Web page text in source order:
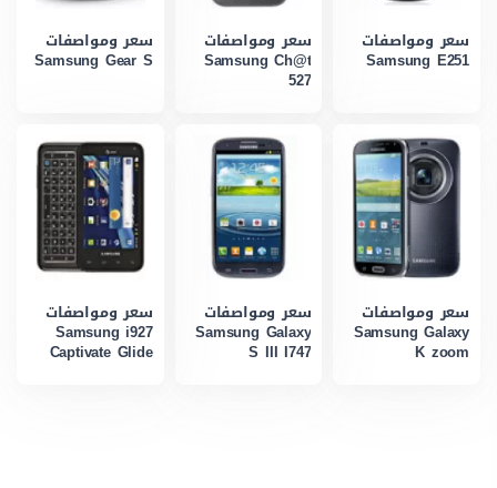
سعر ومواصفات
Samsung E251
سعر ومواصفات
Samsung Ch@t
527
سعر ومواصفات
Samsung Gear S
سعر ومواصفات
Samsung Galaxy
K zoom
سعر ومواصفات
Samsung Galaxy
S III I747
سعر ومواصفات
Samsung i927
Captivate Glide